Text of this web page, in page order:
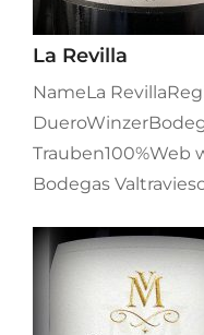
La Revilla
NameLa
Trauben100%Web
Bodegas